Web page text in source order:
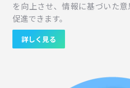
を向上させ、情報に基づいた
促進できます。
詳しく見る